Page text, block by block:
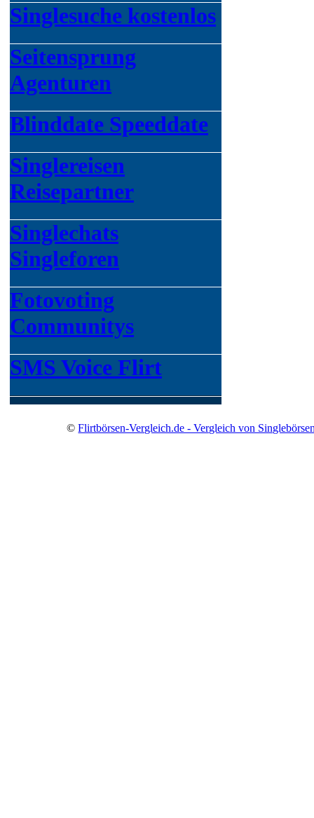
Singlesuche kostenlos
Seitensprung
Agenturen
Blinddate Speeddate
Singlereisen
Reisepartner
Singlechats
Singleforen
Fotovoting
Communitys
SMS Voice Flirt
©Flirtbörsen-Vergleich.de - Vergleich von